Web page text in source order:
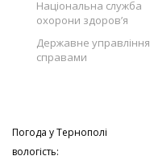
Національна служба
охорони здоров’я
Державне управління
справами
Погода уТернополі
вологість: